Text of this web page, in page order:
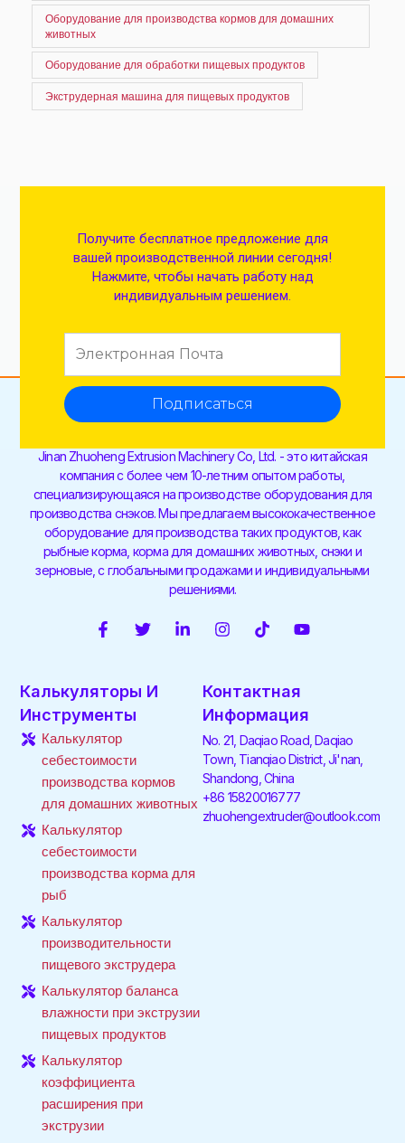
Оборудование для производства кормов для домашних
животных
Оборудование для обработки пищевых продуктов
Экструдерная машина для пищевых продуктов
Получите бесплатное предложение для
вашей производственной линии сегодня!
Нажмите, чтобы начать работу над
индивидуальным решением.
Подписаться
Jinan Zhuoheng Extrusion Machinery Co, Ltd. - это китайская
компания с более чем 10-летним опытом работы,
специализирующаяся на производстве оборудования для
производства снэков. Мы предлагаем высококачественное
оборудование для производства таких продуктов, как
рыбные корма, корма для домашних животных, снэки и
зерновые, с глобальными продажами и индивидуальными
решениями.
F
b
o
o
k
-
T
С
т
I
a
g
r
a
m
T
o
k
Y
b
e
Калькуляторы И
Инструменты
Калькулятор
себестоимости
производства кормов
для домашних животных
Калькулятор
себестоимости
производства корма для
рыб
Калькулятор
производительности
пищевого экструдера
Калькулятор баланса
влажности при экструзии
пищевых продуктов
Калькулятор
коэффициента
расширения при
экструзии
Контактная
Информация
No. 21, Daqiao Road, Daqiao
Town, Tianqiao District, Ji'nan,
Shandong, China
+86 15820016777
zhuohengextruder@outlook.com